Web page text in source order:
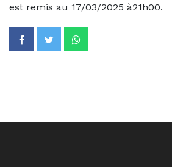
est remis au 17/03/2025 à21h00.